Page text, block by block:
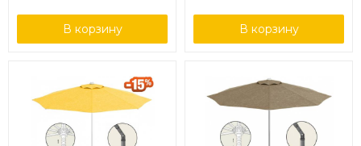
В корзину В корзину